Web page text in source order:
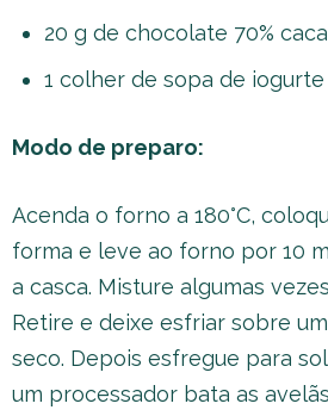
20 g de chocolate 70%
1 colher de sopa de iogurte
Modo de preparo:
Acenda o forno a 180°C,
forma e leve ao forno por 10
a casca. Misture algumas
Retire e deixe esfriar sobre
seco. Depois esfregue para
um processador bata as